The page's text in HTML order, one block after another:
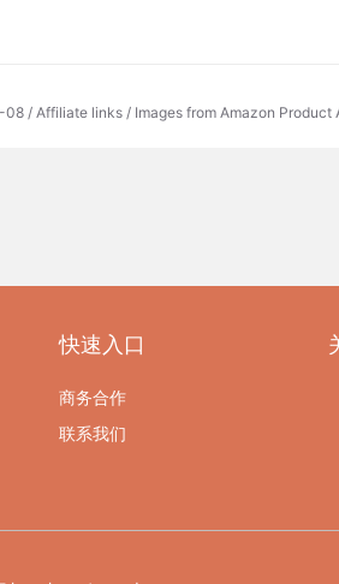
/ Affiliate links / Images from Amazon Product
快速入口
商务合作
联系我们